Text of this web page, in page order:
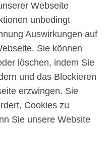
Webseite
unbedingt
Auswirkungen auf
Sie können
löschen, indem Sie
und das Blockieren
erzwingen. Sie
Cookies zu
Sie unsere Website